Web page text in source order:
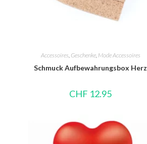
Accessoires Geschenke, Mode Accessoires
Schmuck Aufbewahrungsbox Herz
CHF 12.95